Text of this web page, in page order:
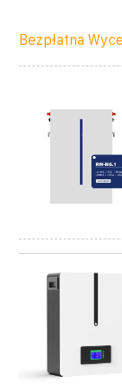
Bezpłatna